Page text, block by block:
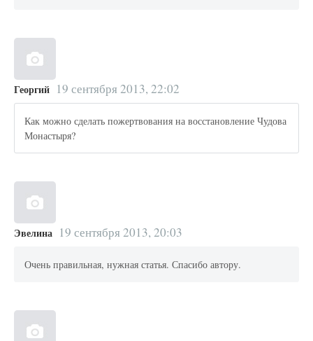
Георгий 19 сентября 2013, 22:02
Как можно сделать пожертвования на восстановление Чудова
Монастыря?
Эвелина 19 сентября 2013, 20:03
Очень правильная, нужная статья. Спасибо автору.